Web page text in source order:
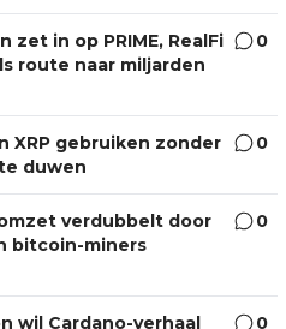
zet in op PRIME, RealFi
route naar miljarden
0
XRP gebruiken zonder
duwen
0
verdubbelt door
bitcoin-miners
0
wil Cardano-verhaal
0